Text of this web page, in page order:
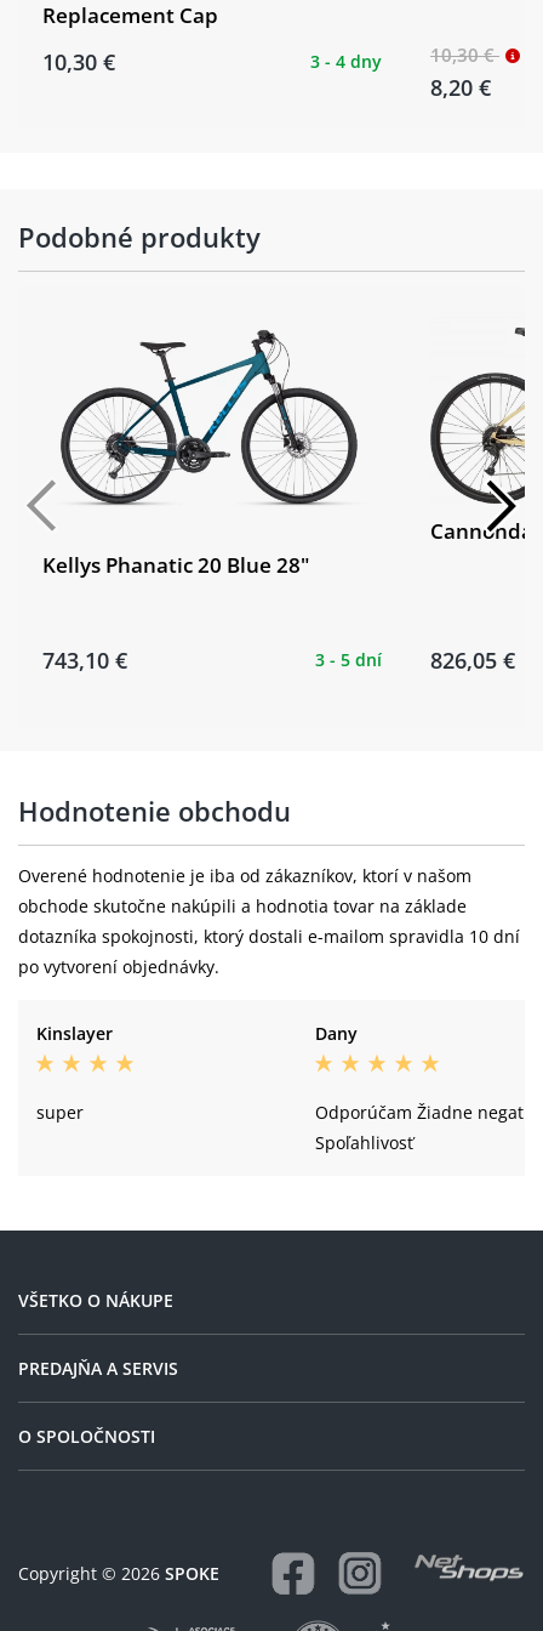
Replacement Cap
10,30 € 3 - 4 dny 10,30 €
8,20 €
Podobné produkty
Kellys Phanatic 20 Blue 28"
743,10 € 3 - 5 dní 826,05 €
Hodnotenie obchodu
Overené hodnotenie je iba od zákazníkov, ktorí v našom
obchode skutočne nakúpili a hodnotia tovar na základe
dotazníka spokojnosti, ktorý dostali e-mailom spravidla 10 dní
po vytvorení objednávky.
Kinslayer
super
Dany
Odporúčam Žiadne
Spoľahlivosť
VŠETKO O NÁKUPE
PREDAJŇA A SERVIS
O SPOLOČNOSTI
Copyright © 2026 SPOKE